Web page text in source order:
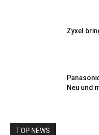
Zyxel
Neu und
TOP NEWS